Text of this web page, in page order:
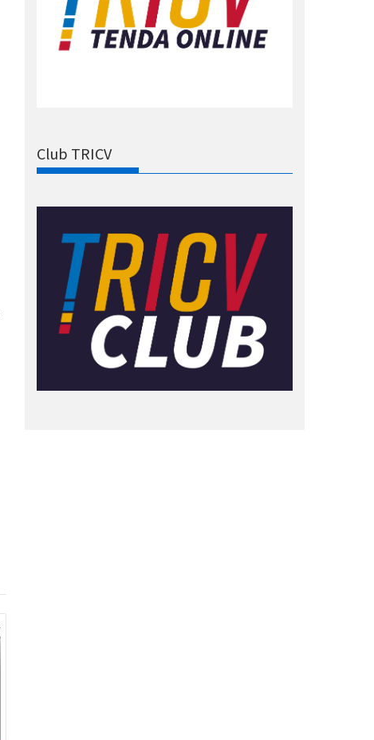
Club TRICV